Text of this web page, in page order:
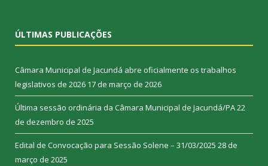
ÚLTIMAS PUBLICAÇÕES
Câmara Municipal de Jacundá abre oficialmente os trabalhos
legislativos de 2026 17 de março de 2026
Última sessão ordinária da Câmara Municipal de Jacundá/PA22
de dezembro de 2025
Edital de Convocação para Sessão Solene – 31/03/2025 28 de
março de 2025